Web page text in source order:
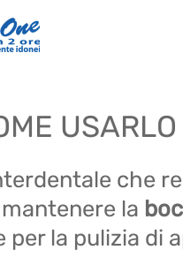
USARLO
che
la
la pulizia di